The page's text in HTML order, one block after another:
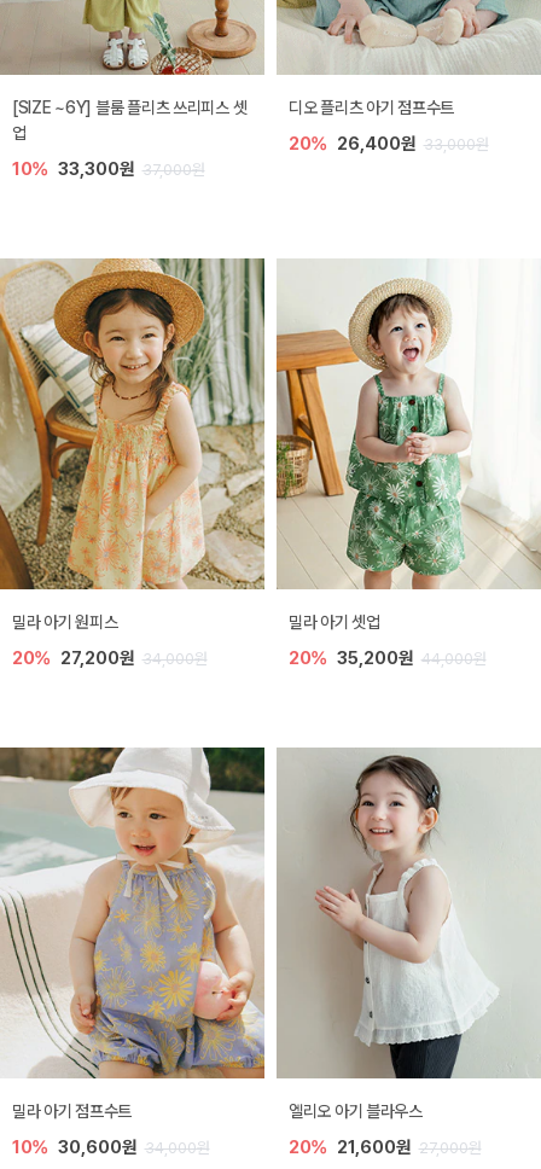
[SIZE ~6Y] 블룸 플리츠 쓰리피스 셋
업
10% 33,300원 37,000원
디오 플리츠 아기 점프수트
20% 26,400원 33,000원
밀라 아기 원피스
20% 27,200원 34,000원
밀라 아기 셋업
20% 35,200원 44,000원
밀라 아기 점프수트
10% 30,600원 34,000원
엘리오 아기 블라우스
20% 21,600원 27,000원